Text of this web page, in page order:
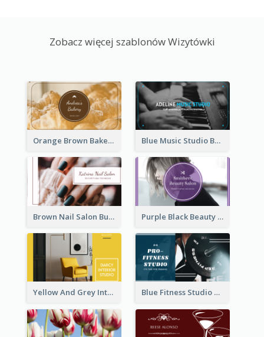
Zobacz więcej szablonów Wizytówki
Orange Brown Bakery Business Card Blue Music Studio Business Card
Brown Nail Salon Business Card Purple Black Beauty Salon Business Card
Yellow And Grey Interior Studio Business Card Blue Fitness Studio Business Card